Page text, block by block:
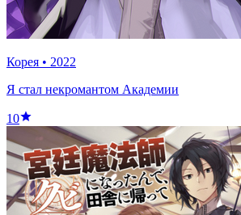
Корея • 2022
Я стал некромантом Академии
10